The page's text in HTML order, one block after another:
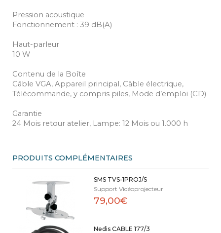
Pression acoustique
Fonctionnement : 39 dB(A)
Haut-parleur
10 W
Contenu de la Boîte
Câble VGA, Appareil principal, Câble électrique,
Télécommande, y compris piles, Mode d’emploi (CD)
Garantie
24 Mois retour atelier, Lampe: 12 Mois ou 1.000 h
PRODUITS COMPLÉMENTAIRES
SMS TVS-1PROJ/S
Support Vidéoprojecteur
79,00€
Nedis CABLE 177/3